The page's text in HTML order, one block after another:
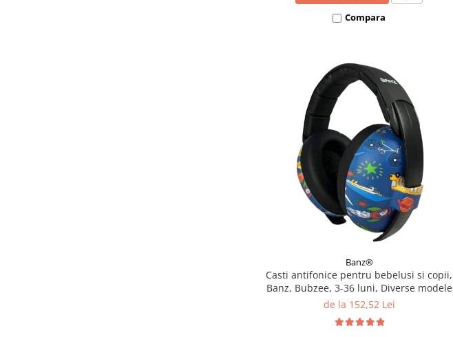
Compara
Banz®
Casti antifonice pentru bebelusi si copii,
Banz, Bubzee, 3-36 luni, Diverse modele
de la 152,52 Lei